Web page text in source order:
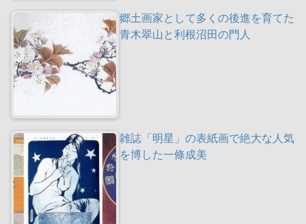
郷土画家として多くの後進を育てた
青木翠山と利根沼田の門人
雑誌「明星」の表紙画で絶大な人気
を博した一條成美